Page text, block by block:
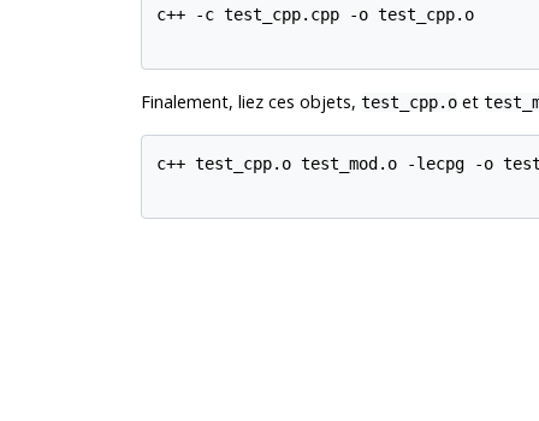
c++ -c test_cpp.cpp -o test_cpp.o
Finalement, liez ces objets, test_cpp.oet
c++ test_cpp.o test_mod.o -lecpg -o